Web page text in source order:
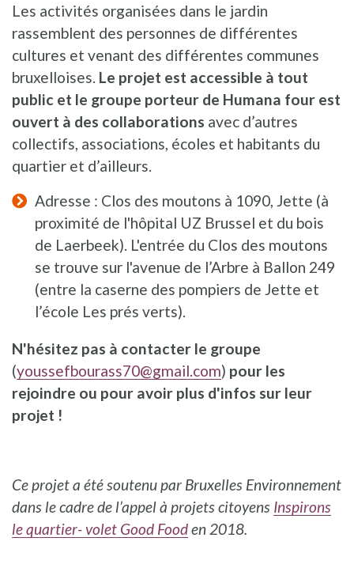
Les activités organisées dans le jardin
rassemblent des personnes de différentes
cultures et venant des différentes communes
bruxelloises. Le projet est accessible à tout
public et le groupe porteur de Humana four est
ouvert à des collaborations avec d’autres
collectifs, associations, écoles et habitants du
quartier et d’ailleurs.
Adresse : Clos des moutons à 1090, Jette (à
proximité de l'hôpital UZ Brussel et du bois
de Laerbeek). L'entrée du Clos des moutons
se trouve sur l'avenue de l’Arbre à Ballon 249
(entre la caserne des pompiers de Jette et
l’école Les prés verts).
N'hésitez pas à contacter le groupe
(youssefbourass70@gmail.com) pour les
rejoindre ou pour avoir plus d'infos sur leur
projet !
Ce projet a été soutenupar Bruxelles Environnement
dans le cadre de l’appel à projets citoyens Inspirons
le quartier- volet Good Fooden 2018.